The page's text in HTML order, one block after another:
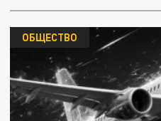
ОБЩЕСТВО